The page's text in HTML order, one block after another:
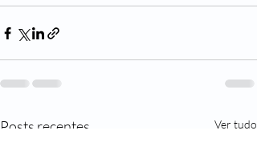
Posts recentes Ver tudo